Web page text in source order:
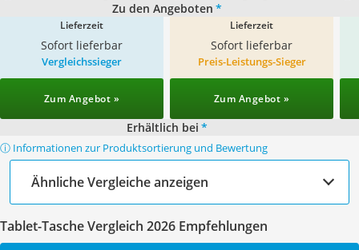
Zu den Angeboten *
Lieferzeit
Sofort lieferbar
Lieferzeit
Sofort lieferbar
Vergleichssieger
Zum Angebot »
Preis-Leistungs-Sieger
Zum Angebot »
Erhältlich bei *
ⓘ Informationen zur Produktsortierung und Bewertung
Ähnliche Vergleiche anzeigen
Tablet-Tasche Vergleich 2026 Empfehlungen